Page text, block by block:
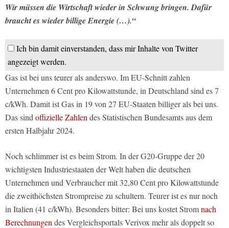
Wir müssen die Wirtschaft wieder in Schwung bringen. Dafür
braucht es wieder billige Energie (…).“
Ich bin damit einverstanden, dass mir Inhalte von Twitter
angezeigt werden.
Gas ist bei uns teurer als anderswo. Im EU-Schnitt zahlen
Unternehmen 6 Cent pro Kilowattstunde, in Deutschland sind es 7
c/kWh. Damit ist Gas in 19 von 27 EU-Staaten billiger als bei uns.
Das sind offizielle Zahlen des Statistischen Bundesamts aus dem
ersten Halbjahr 2024.
Noch schlimmer ist es beim Strom. In der G20-Gruppe der 20
wichtigsten Industriestaaten der Welt haben die deutschen
Unternehmen und Verbraucher mit 32,80 Cent pro Kilowattstunde
die zweithöchsten Strompreise zu schultern. Teurer ist es nur noch
in Italien (41 c/kWh). Besonders bitter: Bei uns kostet Stromnach
Berechnungen des Vergleichsportals Verivox mehr als doppelt so